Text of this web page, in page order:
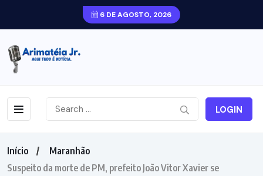
6 DE AGOSTO, 2026
LOGIN
Início
Maranhão
Suspeito da morte de PM, prefeito João Vitor Xavier se